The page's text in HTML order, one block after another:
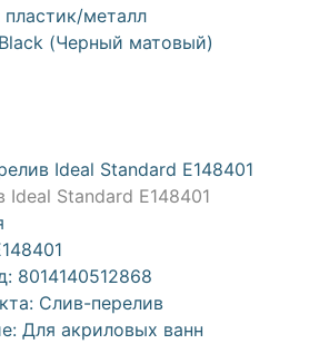
пластик/металл
(Черный матовый)
Ideal Standard E148401
8014140512868
Слив-перелив
Для акриловых ванн